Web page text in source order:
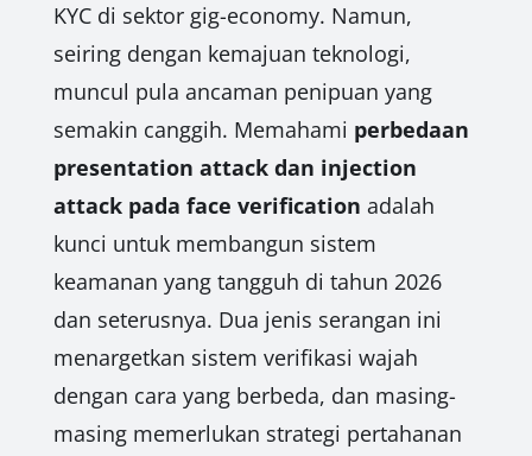
KYC di sektor gig-economy. Namun,
seiring dengan kemajuan teknologi,
muncul pula ancaman penipuan yang
semakin canggih. Memahami perbedaan
presentation attack dan injection
attack pada face verification adalah
kunci untuk membangun sistem
keamanan yang tangguh di tahun 2026
dan seterusnya. Dua jenis serangan ini
menargetkan sistem verifikasi wajah
dengan cara yang berbeda, dan masing-
masing memerlukan strategi pertahanan